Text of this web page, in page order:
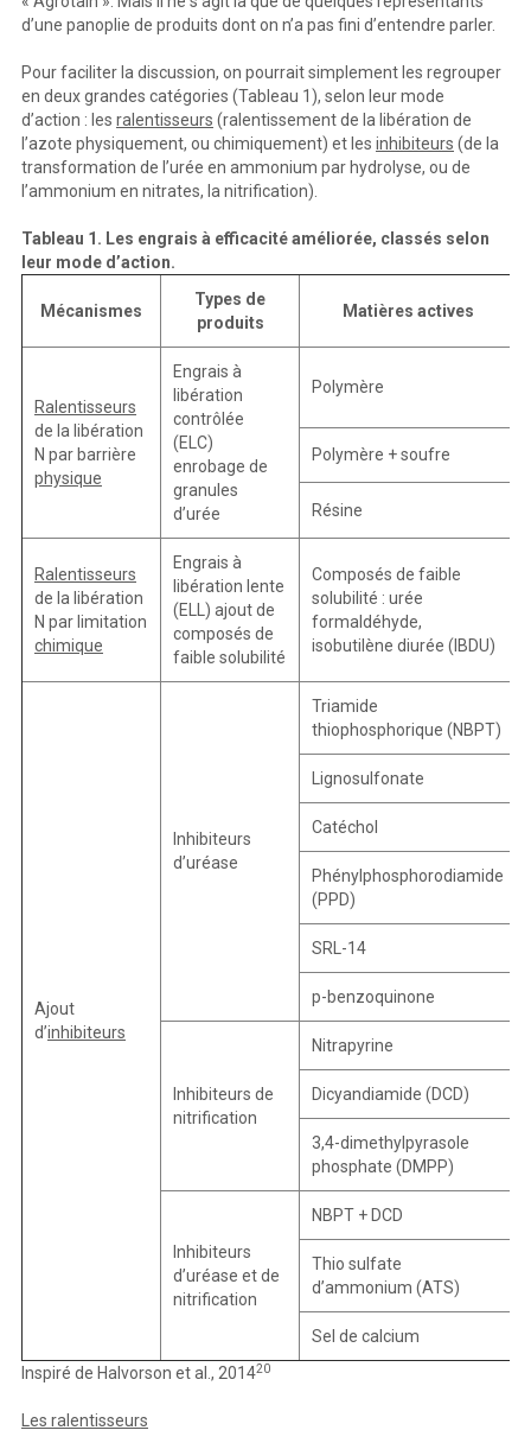
d’une panoplie de produits dont on n’a pas fini d’entendre parler.
Pour faciliter la discussion, on pourrait simplement les regrouper
en deux grandes catégories (Tableau 1), selon leur mode
d’action : les ralentisseurs (ralentissement de la libération de
l’azote physiquement, ou chimiquement) et les inhibiteurs (de la
transformation de l’urée en ammonium par hydrolyse, ou de
l’ammonium en nitrates, la nitrification).
Tableau 1. Les engrais à efficacité améliorée, classés selon
leur mode d’action.
Mécanismes
Types de
produits
Matières actives
Ralentisseurs
de la libération
N par barrière
physique
Engrais à
libération
contrôlée
(ELC)
enrobage de
granules
d’urée
Polymère
Polymère + soufre
Résine
Ralentisseurs
de la libération
N par limitation
chimique
Engrais à
libération lente
(ELL) ajout de
composés de
faible solubilité
Composés de faible
solubilité : urée
formaldéhyde,
isobutilène diurée (IBDU)
Ajout
d’inhibiteurs
Inhibiteurs
d’uréase
Triamide
thiophosphorique (NBPT)
Lignosulfonate
Catéchol
Phénylphosphorodiamide
(PPD)
SRL-14
p-benzoquinone
Inhibiteurs de
nitrification
Nitrapyrine
Dicyandiamide (DCD)
3,4-dimethylpyrasole
phosphate (DMPP)
Inhibiteurs
d’uréase et de
nitrification
NBPT + DCD
Thio sulfate
d’ammonium (ATS)
Sel de calcium
Inspiré de Halvorson et al., 201420
Les ralentisseurs